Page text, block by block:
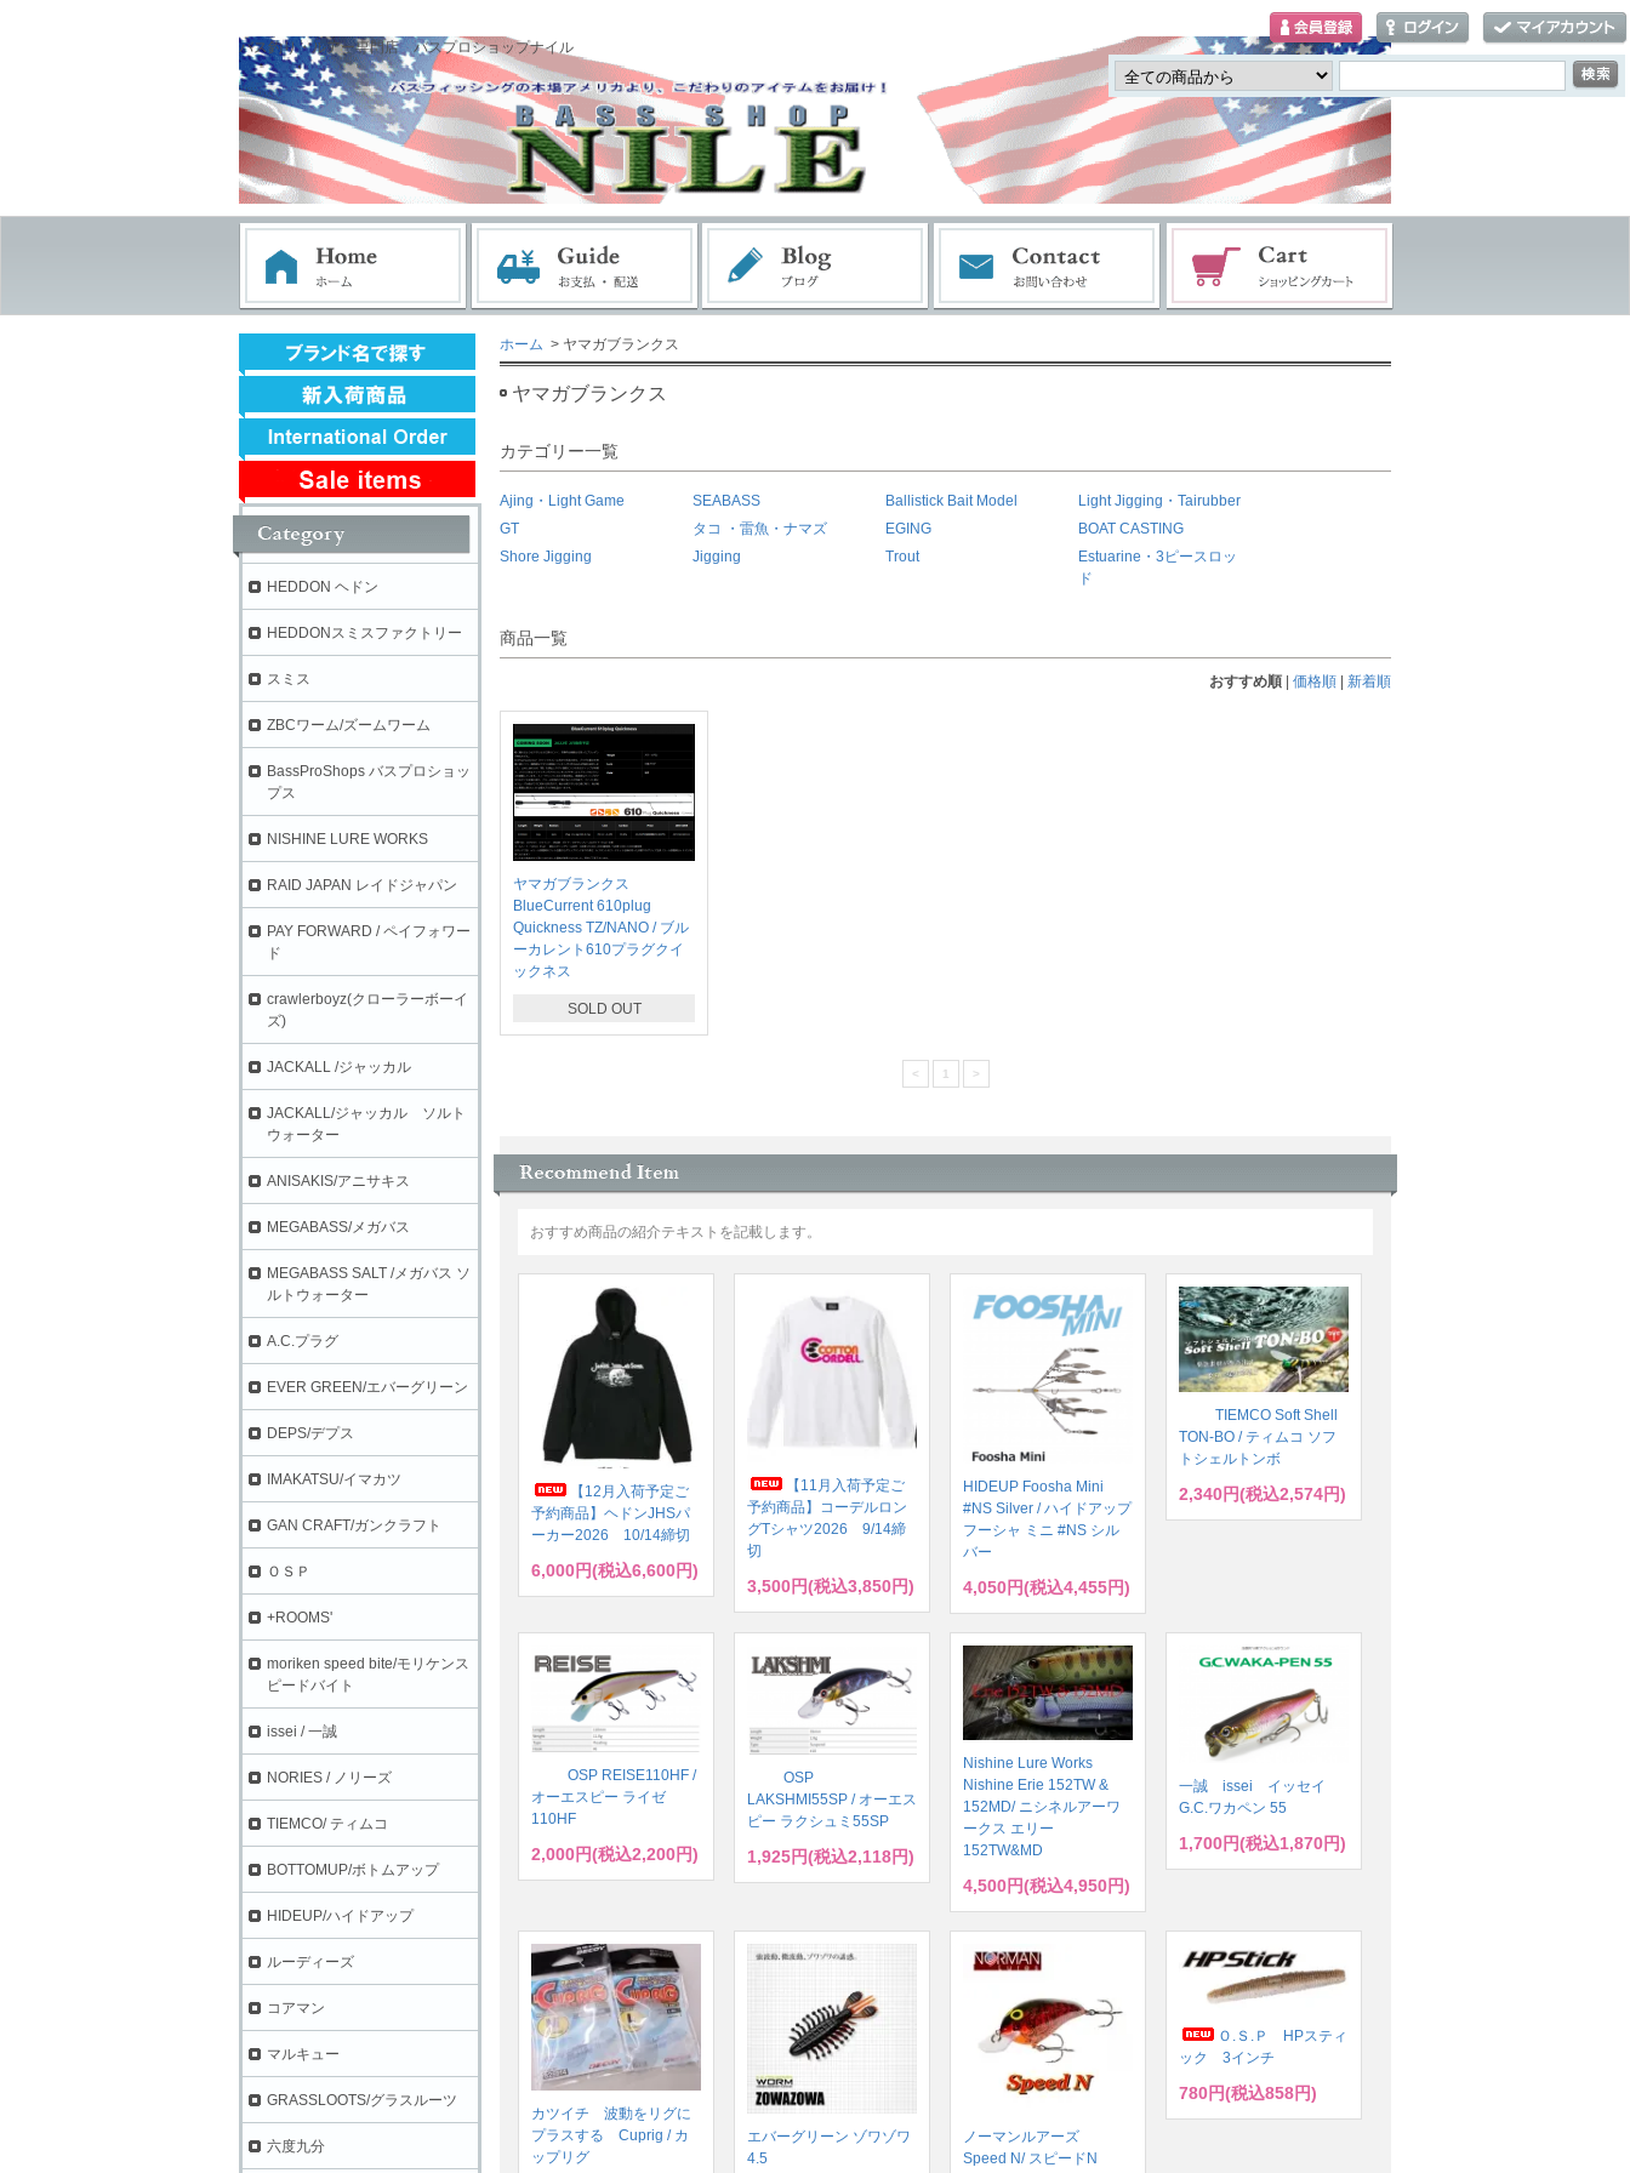
バス釣り・ルアー専門店 バスプロショップナイル
ホーム > ヤマガブランクス
ヤマガブランクス
カテゴリー一覧
Ajing・Light Game SEABASS Ballistick Bait Model
Light Jigging・Tairubber
GT
タコ ・雷魚・ナマズ EGING
BOAT CASTING
Shore Jigging
Jigging Trout
Estuarine・3ピースロッ
ド
商品一覧
おすすめ順 価格順 新着順
ヤマガブランクス
BlueCurrent 610plug
Quickness TZ/NANO / ブル
ーカレント610プラグクイ
ックネス
SOLD OUT
< 1 >
おすすめ商品の紹介テキストを記載します。
【12月入荷予定ご
予約商品】ヘドンJHSパ
ーカー2026 10/14締切
6,000円(税込6,600円)
【11月入荷予定ご
予約商品】コーデルロン
グTシャツ2026 9/14締
切
3,500円(税込3,850円)
HIDEUP Foosha Mini
#NS Silver / ハイドアップ
フーシャ ミニ #NS シル
バー
4,050円(税込4,455円)
TIEMCO Soft Shell
TON-BO / ティムコ ソフ
トシェルトンボ
2,340円(税込2,574円)
OSP REISE110HF /
オーエスピー ライゼ
110HF
2,000円(税込2,200円)
OSP
LAKSHMI55SP / オーエス
ピー ラクシュミ55SP
1,925円(税込2,118円)
Nishine Lure Works
Nishine Erie 152TW &
152MD/ ニシネルアーワ
ークス エリー
152TW&MD
4,500円(税込4,950円)
一誠 issei イッセイ
G.C.ワカペン 55
1,700円(税込1,870円)
カツイチ 波動をリグに
プラスする Cuprig / カ
ップリグ
エバーグリーン ゾワゾワ
4.5
ノーマンルアーズ
Speed N/ スピードN
Ｏ.Ｓ.Ｐ HPスティ
ック 3インチ
780円(税込858円)
HEDDON ヘドン
HEDDONスミスファクトリー
スミス
ZBCワーム/ズームワーム
BassProShops バスプロショッ
プス
NISHINE LURE WORKS
RAID JAPAN レイドジャパン
PAY FORWARD / ペイフォワー
ド
crawlerboyz(クローラーボーイ
ズ)
JACKALL /ジャッカル
JACKALL/ジャッカル ソルト
ウォーター
ANISAKIS/アニサキス
MEGABASS/メガバス
MEGABASS SALT /メガバス ソ
ルトウォーター
A.C.プラグ
EVER GREEN/エバーグリーン
DEPS/デプス
IMAKATSU/イマカツ
GAN CRAFT/ガンクラフト
ＯＳＰ
+ROOMS'
moriken speed bite/モリケンス
ピードバイト
issei / 一誠
NORIES / ノリーズ
TIEMCO/ ティムコ
BOTTOMUP/ボトムアップ
HIDEUP/ハイドアップ
ルーディーズ
コアマン
マルキュー
GRASSLOOTS/グラスルーツ
六度九分